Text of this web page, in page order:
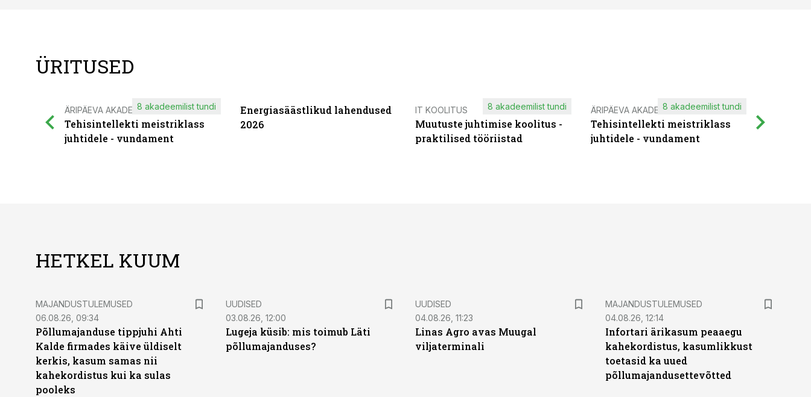
ÜRITUSED
ÄRIPÄEVA AKADEEMIA
Tehisintellekti meistriklass
juhtidele - vundament
8 akadeemilist tundi
Energiasäästlikud lahendused
2026
IT KOOLITUS
Muutuste juhtimise koolitus -
praktilised tööriistad
8 akadeemilist tundi ÄRIPÄEVA AKADEEMIA
Tehisintellekti meistriklass
juhtidele - vundament
8 akadeemilist tundi
HETKEL KUUM
MAJANDUSTULEMUSED
06.08.26, 09:34
Põllumajanduse tippjuhi Ahti
Kalde firmades käive üldiselt
kerkis, kasum samas nii
kahekordistus kui ka sulas
pooleks
UUDISED
03.08.26, 12:00
Lugeja küsib: mis toimub Läti
põllumajanduses?
UUDISED
04.08.26, 11:23
Linas Agro avas Muugal
viljaterminali
MAJANDUSTULEMUSED
04.08.26, 12:14
Infortari ärikasum peaaegu
kahekordistus, kasumlikkust
toetasid ka uued
põllumajandusettevõtted